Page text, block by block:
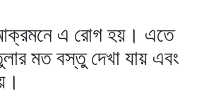
এ রোগ হয়। এতে
মত বস্তু দেখা যায় এবং